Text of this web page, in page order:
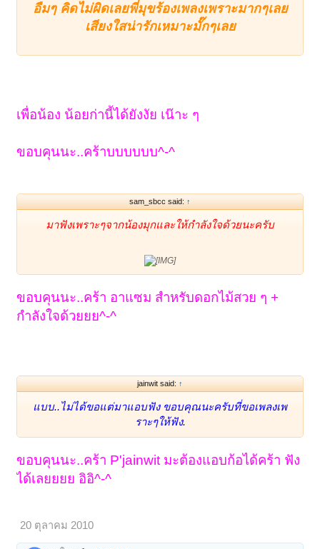
อืมๆ คิดไม่ผิดเลยพี่มุขร้องเพลงเพราะมากๆเลย
เสียงใสน่ารักเหมาะมั๊กๆเลย
เพื่อน้อง น้อยก่านี้ได้ยังงัย เน๊าะ ๆ
ขอบคุนนะ..คร้าบบบบบบ^-^
sam_sbcc said: ↑
มาฟังเพราะๆจากน้องมุกและให้กำลังใจด้วยนะครับ
ขอบคุนนะ..คร้า อาแซม สำหรับดอกไม้สวย ๆ +
กำลังใจด้วยยย^-^
jainwit said: ↑
แบบ..ไม่ได้ขอแต่มาแอบฟัง ขอบคุณนะครับที่ขอเพลงเพ
ราะๆให้ฟัง.
ขอบคุนนะ..คร้า P'jainwit มะต้องแอบก้อได้คร้า ฟัง
ได้เลยยยย อิอิ^-^
20 ตุลาคม 2010